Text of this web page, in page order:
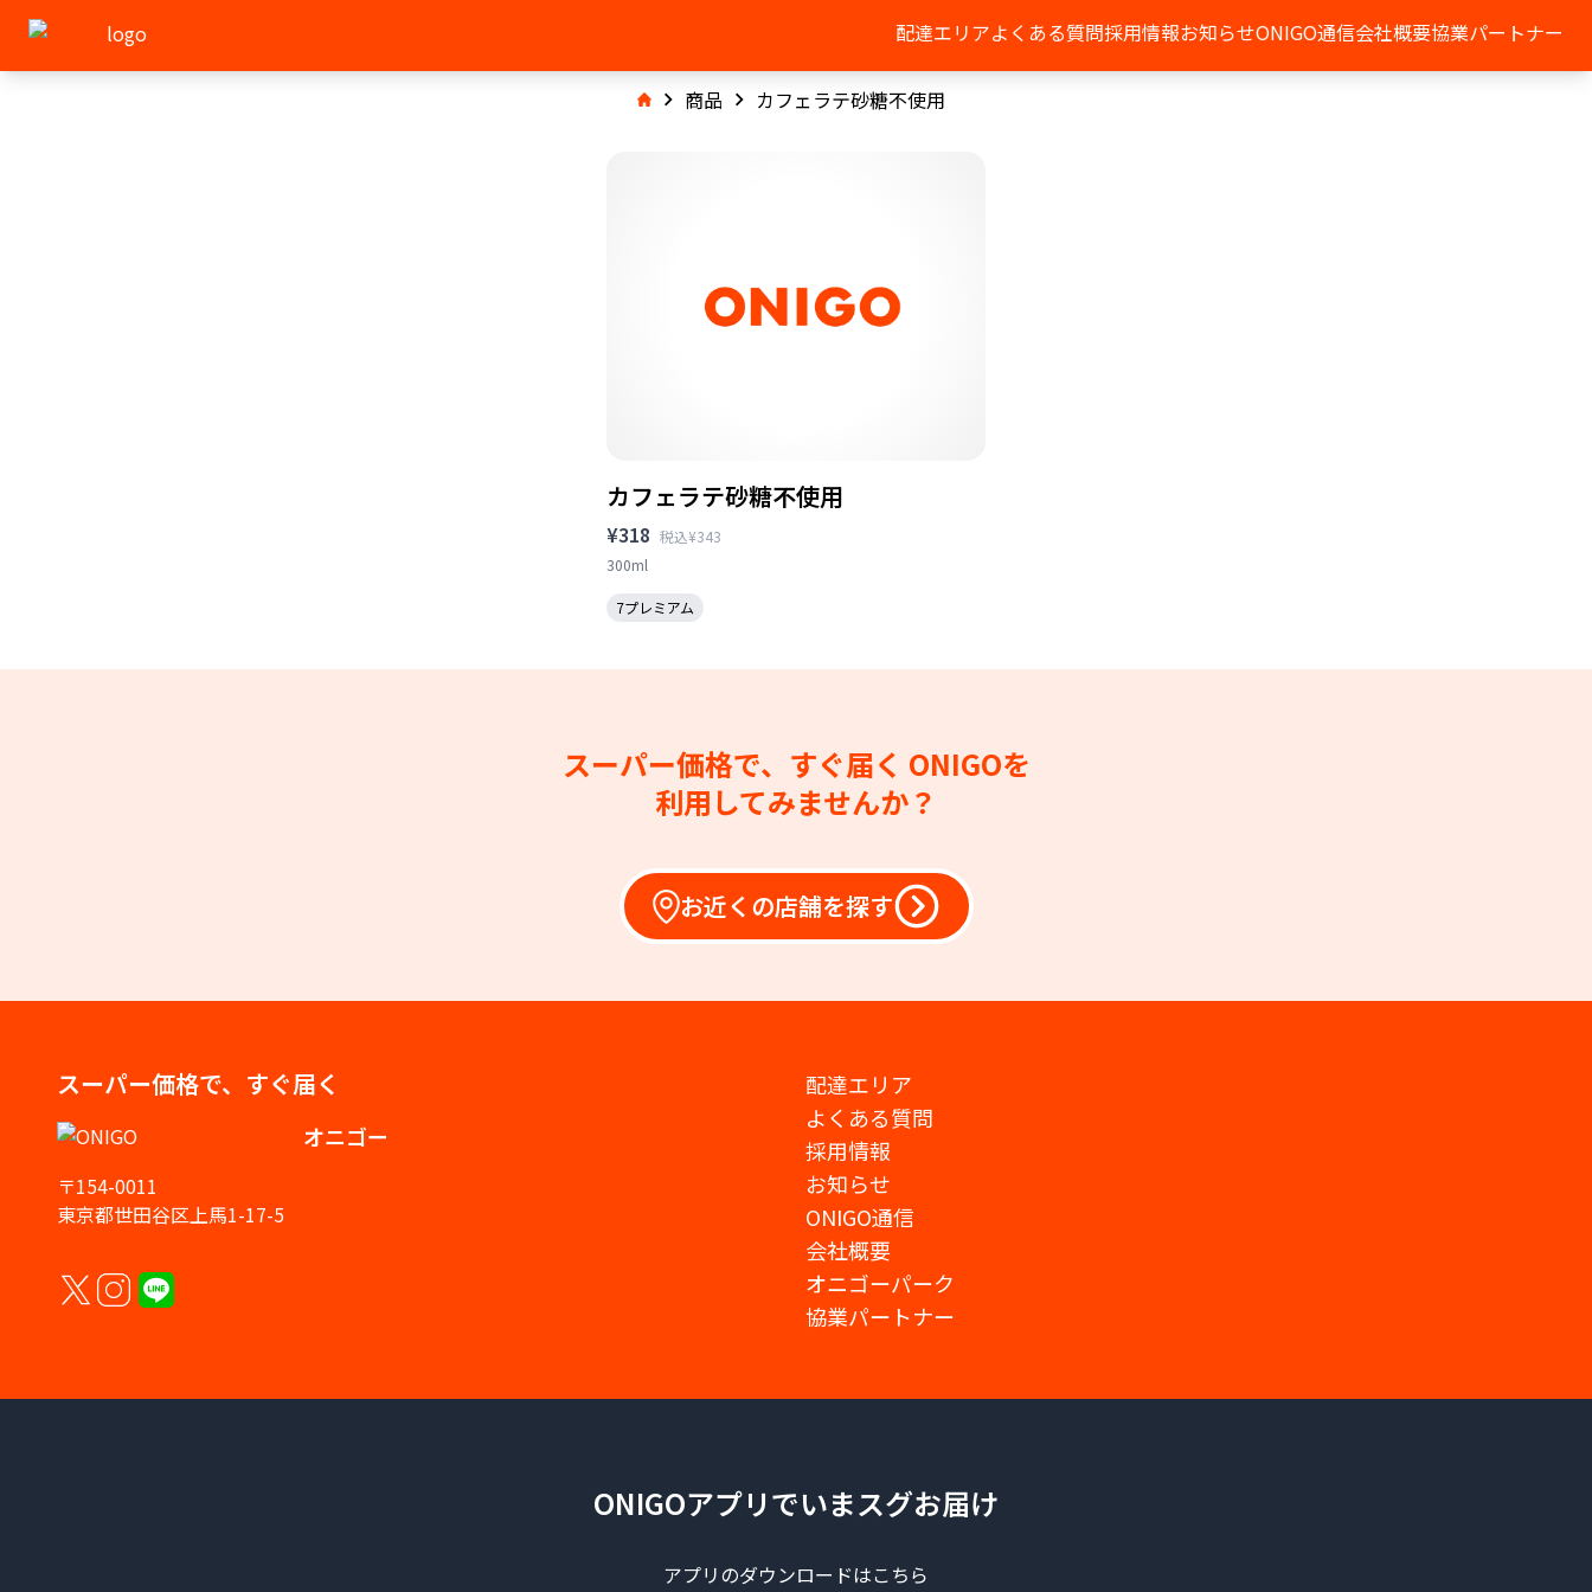
配達エリアよくある質問採用情報お知らせONIGO通信会社概要協業パートナー
商品 カフェラテ砂糖不使用
カフェラテ砂糖不使用
¥318 税込¥343
300ml
7プレミアム
スーパー価格で、すぐ届く ONIGOを
利用してみませんか？
お近くの店舗を探す
スーパー価格で、すぐ届く
オニゴー
〒154-0011
東京都世田谷区上馬1-17-5
配達エリア
よくある質問
採用情報
お知らせ
ONIGO通信
会社概要
オニゴーパーク
協業パートナー
ONIGOアプリでいまスグお届け
アプリのダウンロードはこちら